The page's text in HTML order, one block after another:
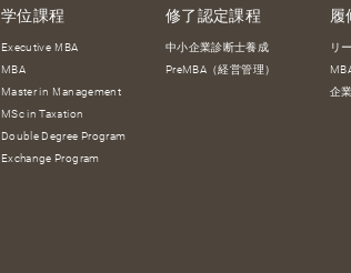
学位課程
Executive MBA
MBA
Master in Management
MSc in Taxation
Double Degree Program
Exchange Program
修了認定課程
中小企業診断士養成
PreMBA（経営管理）
リ
企